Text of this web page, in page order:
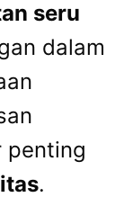
seru
dalam
penting
.